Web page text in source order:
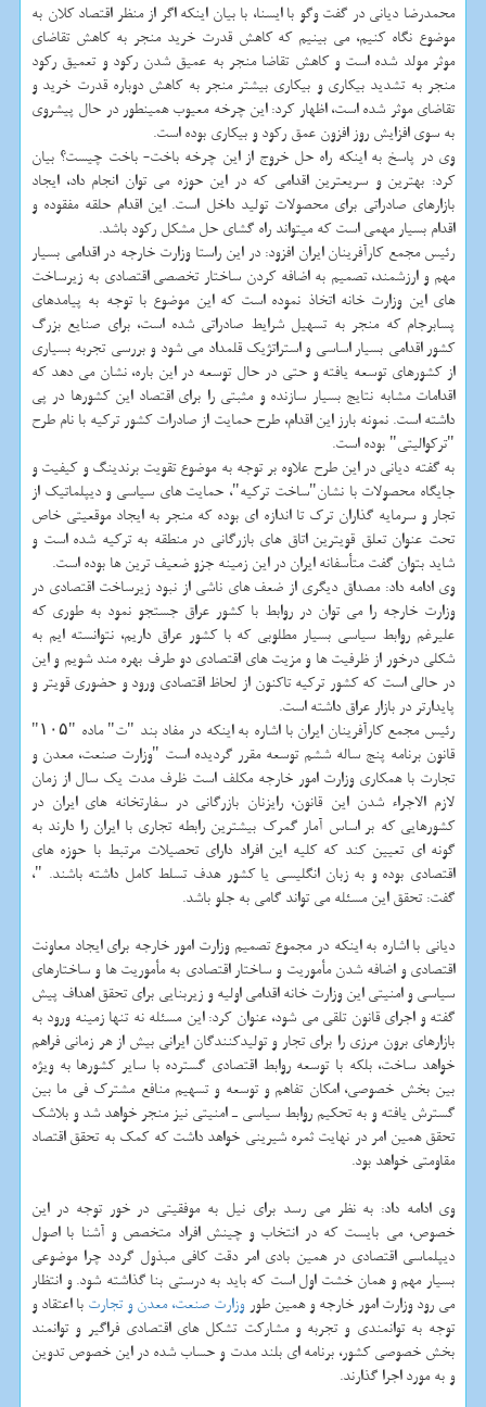
محمدرضا دیانی در گفت وگو با ایسنا، با بیان اینكه اگر از منظر اقتصاد كلان به
موضوع نگاه كنیم، می بینیم كه كاهش قدرت خرید منجر به كاهش تقاضای
موثر مولد شده است و كاهش تقاضا منجر به عمیق شدن ركود و تعمیق ركود
منجر به تشدید بیكاری و بیكاری بیشتر منجر به كاهش دوباره قدرت خرید و
تقاضای موثر شده است، اظهار كرد: این چرخه معیوب همینطور در حال پیشروی
به سوی افزایش روز افزون عمق ركود و بیكاری بوده است.
وی در پاسخ به اینكه راه حل خروج از این چرخه باخت- باخت چیست؟ بیان
كرد: بهترین و سریعترین اقدامی كه در این حوزه می توان انجام داد، ایجاد
بازارهای صادراتی برای محصولات تولید داخل است. این اقدام حلقه مفقوده و
اقدام بسیار مهمی است كه میتواند راه گشای حل مشكل ركود باشد.
رئیس مجمع كارآفرینان ایران افزود: در این راستا وزارت خارجه در اقدامی بسیار
مهم و ارزشمند، تصمیم به اضافه كردن ساختار تخصصی اقتصادی به زیرساخت
های این وزارت خانه اتخاذ نموده است كه این موضوع با توجه به پیامدهای
پسابرجام كه منجر به تسهیل شرایط صادراتی شده است، برای صنایع بزرگ
كشور اقدامی بسیار اساسی و استراتژیك قلمداد می شود و بررسی تجربه بسیاری
از كشورهای توسعه یافته و حتی در حال توسعه در این باره، نشان می دهد كه
اقدامات مشابه نتایج بسیار سازنده و مثبتی را برای اقتصاد این كشورها در پی
داشته است. نمونه بارز این اقدام، طرح حمایت از صادرات كشور تركیه با نام طرح
"تركوالیتی" بوده است.
به گفته دیانی در این طرح علاوه بر توجه به موضوع تقویت برندینگ و كیفیت و
جایگاه محصولات با نشان"ساخت تركیه"، حمایت های سیاسی و دیپلماتیك از
تجار و سرمایه گذاران ترك تا اندازه ای بوده كه منجر به ایجاد موقعیتی خاص
تحت عنوان تعلق قویترین اتاق های بازرگانی در منطقه به تركیه شده است و
شاید بتوان گفت متأسفانه ایران در این زمینه جزو ضعیف ترین ها بوده است.
وی ادامه داد: مصداق دیگری از ضعف های ناشی از نبود زیرساخت اقتصادی در
وزارت خارجه را می توان در روابط با كشور عراق جستجو نمود به طوری كه
علیرغم روابط سیاسی بسیار مطلوبی كه با كشور عراق داریم، نتوانسته ایم به
شكلی درخور از ظرفیت ها و مزیت های اقتصادی دو طرف بهره مند شویم و این
در حالی است كه كشور تركیه تاكنون از لحاظ اقتصادی ورود و حضوری قویتر و
پایدارتر در بازار عراق داشته است.
رئیس مجمع كارآفرینان ایران با اشاره به اینكه در مفاد بند "ت" ماده "۱۰۵"
قانون برنامه پنج ساله ششم توسعه مقرر گردیده است "وزارت صنعت، معدن و
تجارت با همكاری وزارت امور خارجه مكلف است ظرف مدت یك سال از زمان
لازم الاجراء شدن این قانون، رایزنان بازرگانی در سفارتخانه های ایران در
كشورهایی كه بر اساس آمار گمرك بیشترین رابطه تجاری با ایران را دارند به
گونه ای تعیین كند كه كلیه این افراد دارای تحصیلات مرتبط با حوزه های
اقتصادی بوده و به زبان انگلیسی یا كشور هدف تسلط كامل داشته باشند. "،
گفت: تحقق این مسئله می تواند گامی به جلو باشد.
دیانی با اشاره به اینكه در مجموع تصمیم وزارت امور خارجه برای ایجاد معاونت
اقتصادی و اضافه شدن مأموریت و ساختار اقتصادی به مأموریت ها و ساختارهای
سیاسی و امنیتی این وزارت خانه اقدامی اولیه و زیربنایی برای تحقق اهداف پیش
گفته و اجرای قانون تلقی می شود، عنوان كرد: این مسئله نه تنها زمینه ورود به
بازارهای برون مرزی را برای تجار و تولیدكنندگان ایرانی بیش از هر زمانی فراهم
خواهد ساخت، بلكه با توسعه روابط اقتصادی گسترده با سایر كشورها به ویژه
بین بخش خصوصی، امكان تفاهم و توسعه و تسهیم منافع مشترك فی ما بین
گسترش یافته و به تحكیم روابط سیاسی ـ امنیتی نیز منجر خواهد شد و بلاشك
تحقق همین امر در نهایت ثمره شیرینی خواهد داشت كه كمك به تحقق اقتصاد
مقاومتی خواهد بود.
وی ادامه داد: به نظر می رسد برای نیل به موفقیتی در خور توجه در این
خصوص، می بایست كه در انتخاب و چینش افراد متخصص و آشنا با اصول
دیپلماسی اقتصادی در همین بادی امر دقت كافی مبذول گردد چرا موضوعی
بسیار مهم و همان خشت اول است كه باید به درستی بنا گذاشته شود. و انتظار
می رود وزارت امور خارجه و همین طوروزارت صنعت، معدن و تجارت با اعتقاد و
توجه به توانمندی و تجربه و مشاركت تشكل های اقتصادی فراگیر و توانمند
بخش خصوصی كشور، برنامه ای بلند مدت و حساب شده در این خصوص تدوین
و به مورد اجرا گذارند.